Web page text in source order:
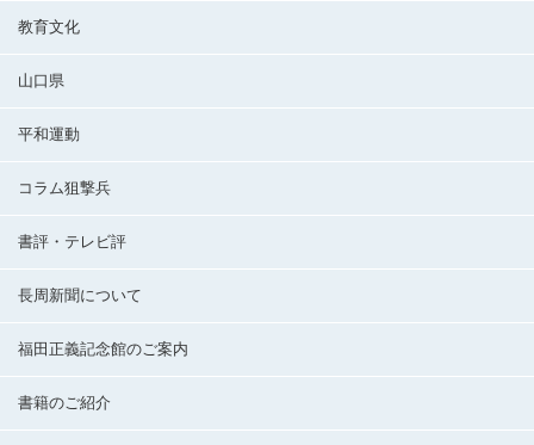
教育文化
山口県
平和運動
コラム狙撃兵
書評・テレビ評
長周新聞について
福田正義記念館のご案内
書籍のご紹介